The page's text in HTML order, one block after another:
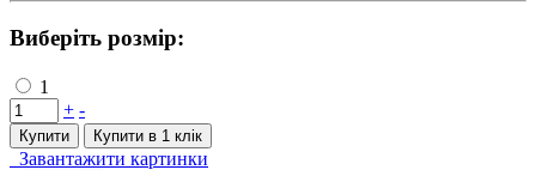
Виберіть розмір:
1
+ -
Купити Купити в 1 клiк
Завантажити картинки